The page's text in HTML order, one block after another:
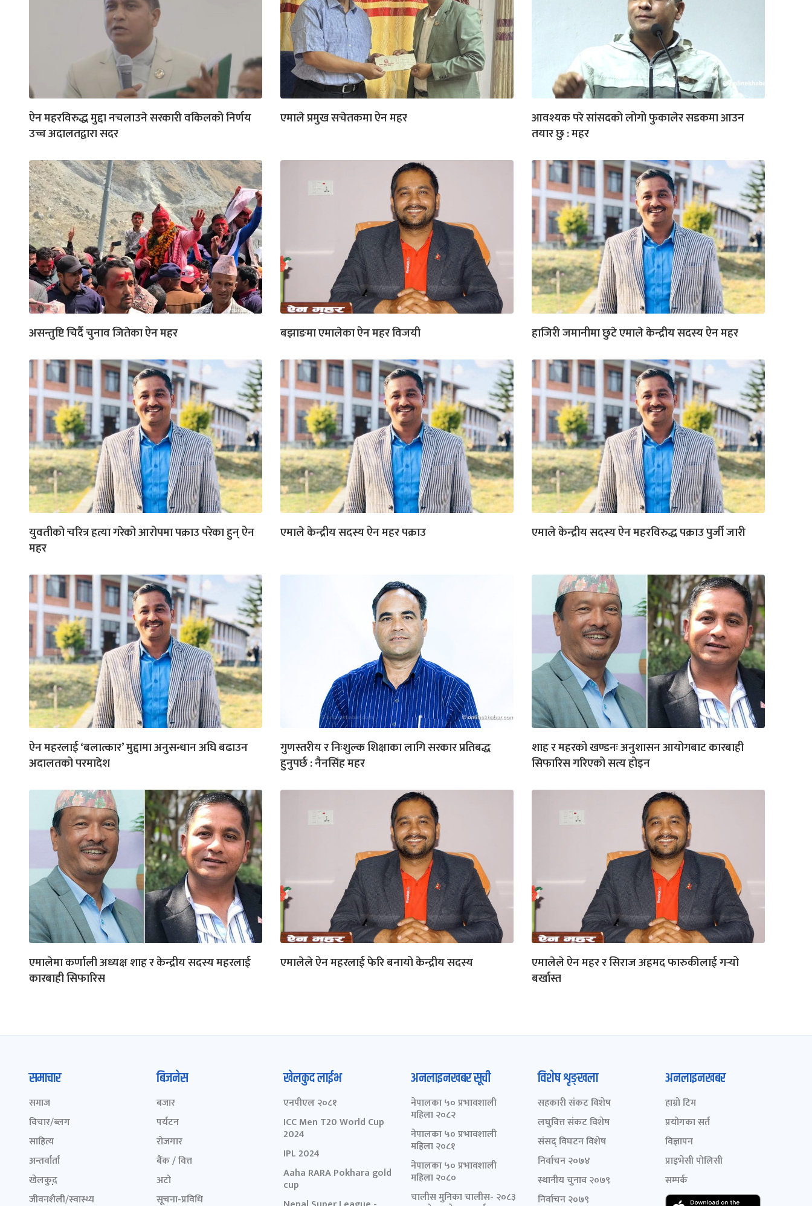
ऐन महरविरुद्ध मुद्दा नचलाउने सरकारी वकिलको निर्णय
उच्च अदालतद्वारा सदर
एमाले प्रमुख सचेतकमा ऐन महर
आवश्यक परे सांसदको लोगो फुकालेर सडकमा आउन
तयार छु : महर
असन्तुष्टि चिर्दै चुनाव जितेका ऐन महर बझाङमा एमालेका ऐन महर विजयी हाजिरी जमानीमा छुटे एमाले केन्द्रीय सदस्य ऐन महर
युवतीको चरित्र हत्या गरेको आरोपमा पक्राउ परेका हुन् ऐन
महर
एमाले केन्द्रीय सदस्य ऐन महर पक्राउ एमाले केन्द्रीय सदस्य ऐन महरविरुद्ध पक्राउ पुर्जी जारी
ऐन महरलाई ‘बलात्कार’ मुद्दामा अनुसन्धान अघि बढाउन
अदालतको परमादेश
गुणस्तरीय र निःशुल्क शिक्षाका लागि सरकार प्रतिबद्ध
हुनुपर्छ : नैनसिंह महर
शाह र महरको खण्डनः अनुशासन आयोगबाट कारबाही
सिफारिस गरिएको सत्य होइन
एमालेमा कर्णाली अध्यक्ष शाह र केन्द्रीय सदस्य महरलाई
कारबाही सिफारिस
एमालेले ऐन महरलाई फेरि बनायो केन्द्रीय सदस्य
एमालेले ऐन महर र सिराज अहमद फारुकीलाई गर्‍यो
बर्खास्त
समाचार
समाज
विचार/ब्लग
साहित्य
अन्तर्वार्ता
खेलकुद़़
जीवनशैली/स्वास्थ्य
बिजनेस
बजार
पर्यटन
रोजगार
बैंक / वित्त
अटो
सूचना-प्रविधि
खेलकुद लाईभ
एनपीएल २०८१
ICC Men T20 World Cup
2024
IPL 2024
Aaha RARA Pokhara gold
cup
अनलाइनखबर सूची
नेपालका ५० प्रभावशाली
महिला २०८२
नेपालका ५० प्रभावशाली
महिला २०८१
नेपालका ५० प्रभावशाली
महिला २०८०
चालीस मुनिका चालीस- २०८३
विशेष शृङ्खला
सहकारी संकट विशेष
लघुवित्त संकट विशेष
संसद् विघटन विशेष
निर्वाचन २०७४
स्थानीय चुनाव २०७९
निर्वाचन २०७९
अनलाइनखबर
हाम्रो टिम
प्रयोगका सर्त
विज्ञापन
प्राइभेसी पोलिसी
सम्पर्क